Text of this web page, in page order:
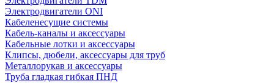
Электродвигатели ONI
Кабеленесущие системы
Кабель-каналы и аксессуары
Кабельные лотки и аксессуары
Клипсы, дюбели, аксессуары для труб
Металлорукав и аксессуары
Труба гладкая гибкая ПНД